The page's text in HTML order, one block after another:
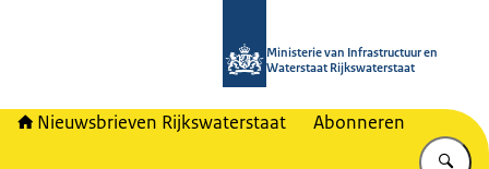
Ministerie van Infrastructuur en
Waterstaat Rijkswaterstaat
Nieuwsbrieven Rijkswaterstaat Abonneren